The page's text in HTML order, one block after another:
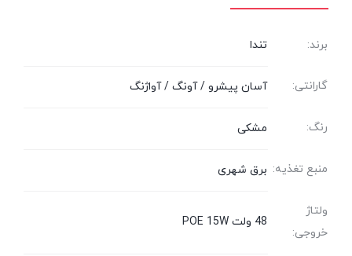
برند: تندا
گارانتی: آسان پیشرو / آونگ / آواژنگ
رنگ: مشکی
منبع تغذیه: برق شهری
ولتاژ
خروجی:
48 ولت POE 15W